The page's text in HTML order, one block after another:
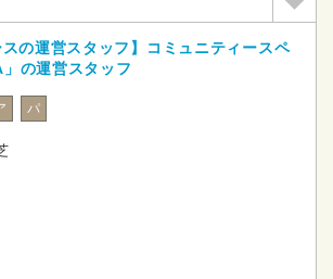
スの運営スタッフ】コミュニティースペ
の運営スタッフ
パ